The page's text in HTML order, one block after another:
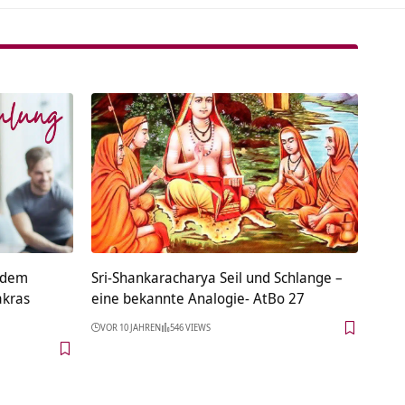
Sri-Shankaracharya Seil und Schlange –
eine bekannte Analogie- AtBo 27
VOR 10 JAHREN 546 VIEWS